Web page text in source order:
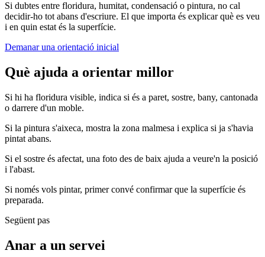
Si dubtes entre floridura, humitat, condensació o pintura, no cal
decidir-ho tot abans d'escriure. El que importa és explicar què es veu
i en quin estat és la superfície.
Demanar una orientació inicial
Què ajuda a orientar millor
Si hi ha floridura visible, indica si és a paret, sostre, bany, cantonada
o darrere d'un moble.
Si la pintura s'aixeca, mostra la zona malmesa i explica si ja s'havia
pintat abans.
Si el sostre és afectat, una foto des de baix ajuda a veure'n la posició
i l'abast.
Si només vols pintar, primer convé confirmar que la superfície és
preparada.
Següent pas
Anar a un servei